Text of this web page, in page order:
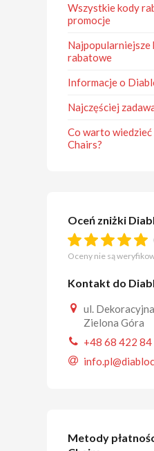
Wszystkie kody
promocje
Najpopularniejsze
rabatowe
Informacje o
Najczęściej
Co warto
Chairs?
Oceń zniżki
Oceny nie są
Kontakt do
ul.
Zielona Góra
+48 68 422 84
Metody